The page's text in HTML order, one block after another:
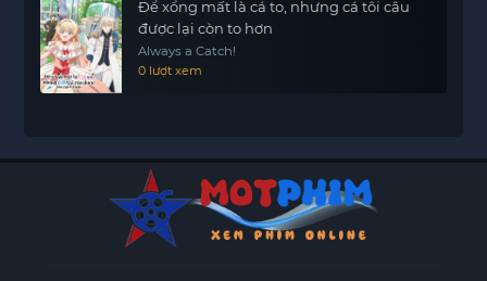
Để xổng mất là cá to, nhưng cá tôi câu
được lại còn to hơn
Always a Catch!
0 lượt xem